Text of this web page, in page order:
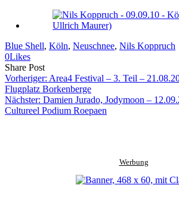
Blue Shell, Köln, Neuschnee, Nils Koppruch
0Likes
Share PostShare
on
Facebook
Copy
URL
to
clipboard
Send
Link
via
eMail
Vorheriger: Area4 Festival – 3. Teil –
Flugplatz Borkenberge
Nächster: Damien Jurado, Jodymoon –
Cultureel Podium Roepaen
Werbung